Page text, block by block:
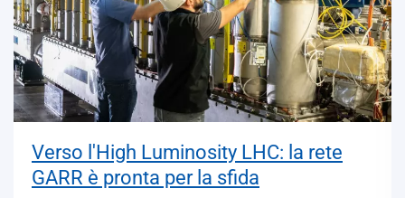
GARR ospita a Roma il GÉANT Board
of Directors